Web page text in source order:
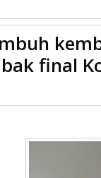
dua inovasi
final